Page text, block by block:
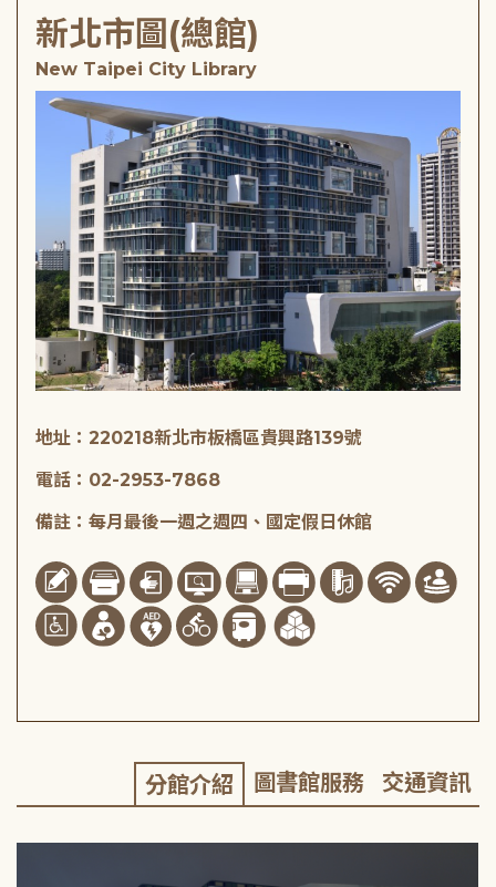
新北市圖(總館)
New Taipei City Library
地址：220218新北市板橋區貴興路139號
電話：02-2953-7868
備註：每月最後一週之週四、國定假日休館
分館介紹 圖書館服務 交通資訊